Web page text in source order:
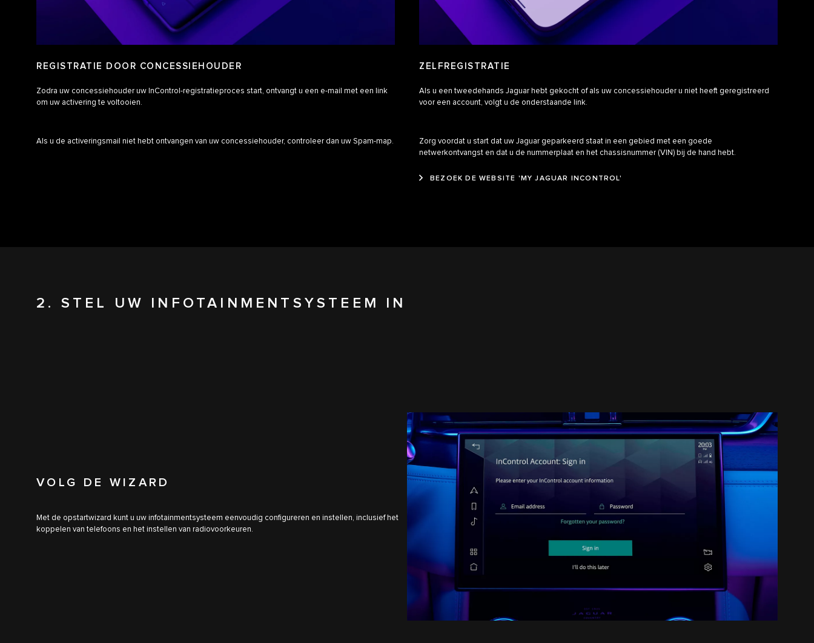
REGISTRATIE DOOR CONCESSIEHOUDER
Zodra uw concessiehouder uw InControl-registratieproces start, ontvangt u een e-mail met een link
om uw activering te voltooien.
Als u de activeringsmail niet hebt ontvangen van uw concessiehouder, controleer dan uw Spam-map.
ZELFREGISTRATIE
Als u een tweedehands Jaguar hebt gekocht of als uw concessiehouder u niet heeft geregistreerd
voor een account, volgt u de onderstaande link.
Zorg voordat u start dat uw Jaguar geparkeerd staat in een gebied met een goede
netwerkontvangst en dat u de nummerplaat en het chassisnummer (VIN) bij de hand hebt.
BEZOEK DE WEBSITE 'MY JAGUAR INCONTROL'
2. STEL UW INFOTAINMENTSYSTEEM IN
VOLG DE WIZARD
Met de opstartwizard kunt u uw infotainmentsysteem eenvoudig configureren en instellen, inclusief het
koppelen van telefoons en het instellen van radiovoorkeuren.